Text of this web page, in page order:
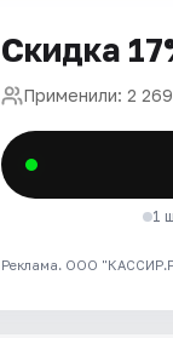
Скидка
Применили: 2
1
Реклама. ООО